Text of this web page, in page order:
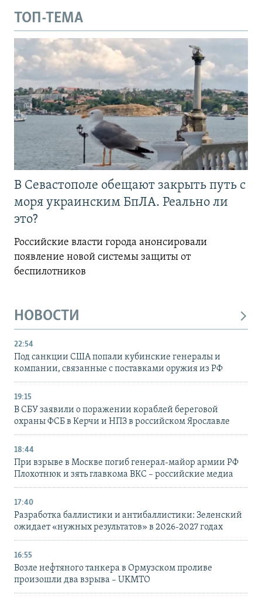
ТОП-ТЕМА
В Севастополе обещают закрыть путь с
моря украинским БпЛА. Реально ли
это?
Российские власти города анонсировали
появление новой системы защиты от
беспилотников
НОВОСТИ
22:54
Под санкции США попали кубинские генералы и
компании, связанные с поставками оружия из РФ
19:15
В СБУ заявили о поражении кораблей береговой
охраны ФСБ в Керчи и НПЗ в российском Ярославле
18:44
При взрыве в Москве погиб генерал-майор армии РФ
Плохотнюк и зять главкома ВКС – российские медиа
17:40
Разработка баллистики и антибаллистики: Зеленский
ожидает «нужных результатов» в 2026-2027 годах
16:55
Возле нефтяного танкера в Ормузском проливе
произошли два взрыва – UKMTO